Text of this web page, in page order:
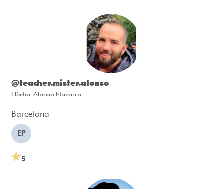
@teacher.mister.alonso
Hèctor Alonso Navarro
Barcelona
EP
5